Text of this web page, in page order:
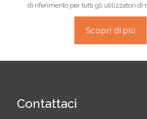
di riferimento per tutti gli utilizzatori di
Scopri di più
Contattaci